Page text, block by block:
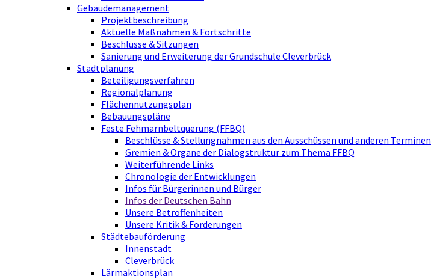
Gebäudemanagement
Projektbeschreibung
Aktuelle Maßnahmen & Fortschritte
Beschlüsse & Sitzungen
Sanierung und Erweiterung der Grundschule Cleverbrück
Stadtplanung
Beteiligungsverfahren
Regionalplanung
Flächennutzungsplan
Bebauungspläne
Feste Fehmarnbeltquerung (FFBQ)
Beschlüsse & Stellungnahmen aus den Ausschüssen und anderen Terminen
Gremien & Organe der Dialogstruktur zum Thema FFBQ
Weiterführende Links
Chronologie der Entwicklungen
Infos für Bürgerinnen und Bürger
Infos der Deutschen Bahn
Unsere Betroffenheiten
Unsere Kritik & Forderungen
Städtebauförderung
Innenstadt
Cleverbrück
Lärmaktionsplan